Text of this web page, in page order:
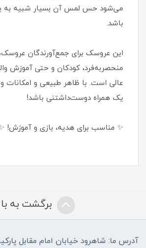
می‌شود حس لمس آن بسیار شبیه به
باشد.
این عروسک برای جمع‌آورندگان
منحصربه‌فرد، کودکان و حتی آموزش
عالی است. با ظاهر طبیعی و امکانات
یک همراه دوست‌داشتنی باشد!
✨ مناسب برای هدیه، بازی و آموزش!
برگشت به
آدرس ما: شاهرود خیابان امام مقابل